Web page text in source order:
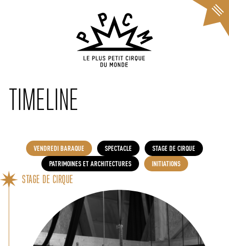
TIMELINE
VENDREDI BARAQUE SPECTACLE
STAGE DE CIRQUE
PATRIMOINES ET ARCHITECTURES
INITIATIONS
STAGE DE CIRQUE